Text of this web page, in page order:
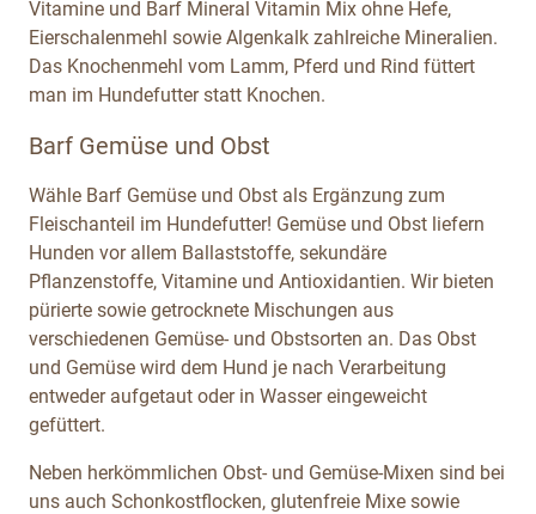
Vitamine und Barf Mineral Vitamin Mix ohne Hefe,
Eierschalenmehl sowie Algenkalk zahlreiche Mineralien.
Das Knochenmehl vom Lamm, Pferd und Rind füttert
man im Hundefutter statt Knochen.
Barf Gemüse und Obst
Wähle Barf Gemüse und Obst als Ergänzung zum
Fleischanteil im Hundefutter! Gemüse und Obst liefern
Hunden vor allem Ballaststoffe, sekundäre
Pflanzenstoffe, Vitamine und Antioxidantien. Wir bieten
pürierte sowie getrocknete Mischungen aus
verschiedenen Gemüse- und Obstsorten an. Das Obst
und Gemüse wird dem Hund je nach Verarbeitung
entweder aufgetaut oder in Wasser eingeweicht
gefüttert.
Neben herkömmlichen Obst- und Gemüse-Mixen sind bei
uns auch Schonkostflocken, glutenfreie Mixe sowie